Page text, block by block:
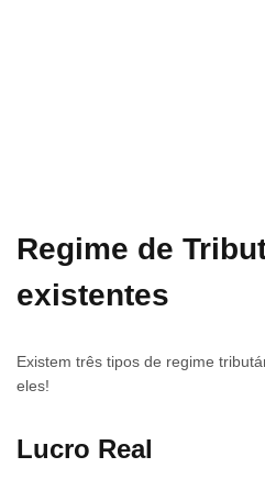
Regime de
existentes
Existem três tipos de regime
eles!
Lucro Real